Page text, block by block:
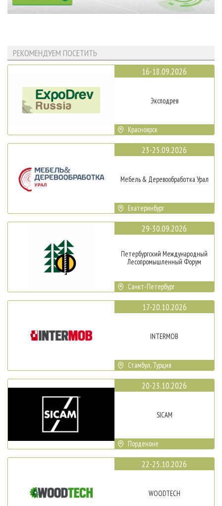
РЕКОМЕНДУЕМ ПОСЕТИТЬ
16-18.09.2026
Эксподрев
Красноярск
23-25.09.2026
Мебель & Деревообработка Урал
Екатеринбург
29-30.09.2026
Петербургский Международный
Лесопромышленный Форум
Санкт-Петербург
17-20.10.2026
INTERMOB
Стамбул, Турция
20-23.10.2026
SICAM
Порденоне
22-25.10.2026
WOODTECH